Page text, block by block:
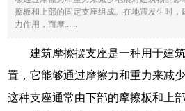
擦板和上部的固定支座组成。在地震发生时
力作用，而摩......
建筑摩擦摆支座是一种用于建
置，它能够通过摩擦力和重力来减
这种支座通常由下部的摩擦板和上